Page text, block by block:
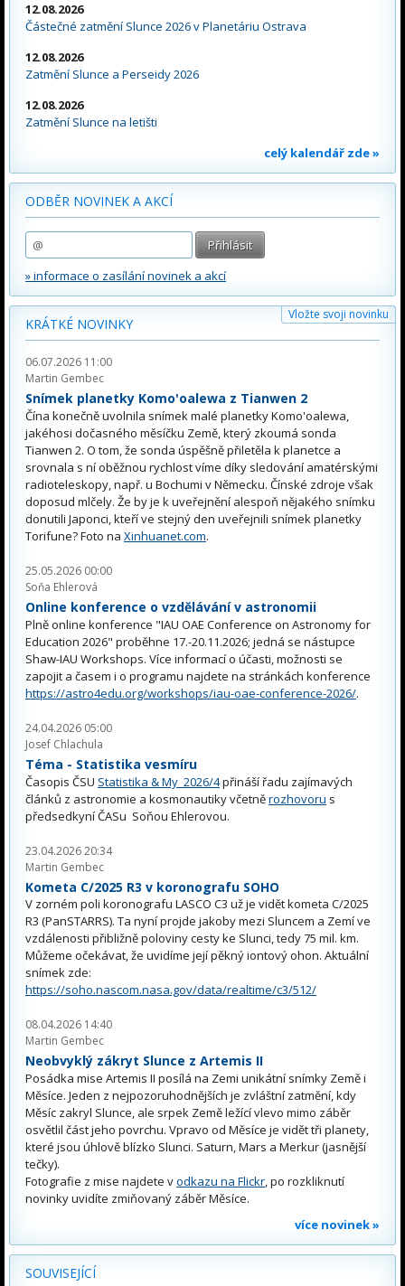
12.08.2026
Částečné zatmění Slunce 2026 v Planetáriu Ostrava
12.08.2026
Zatmění Slunce a Perseidy 2026
12.08.2026
Zatmění Slunce na letišti
celý kalendář zde »
ODBĚR NOVINEK A AKCÍ
» informace o zasílání novinek a akcí
Vložte svoji novinku
KRÁTKÉ NOVINKY
06.07.2026 11:00
Martin Gembec
Snímek planetky Komo'oalewa z Tianwen 2
Čína konečně uvolnila snímek malé planetky Komo'oalewa,
jakéhosi dočasného měsíčku Země, který zkoumá sonda
Tianwen 2. O tom, že sonda úspěšně přiletěla k planetce a
srovnala s ní oběžnou rychlost víme díky sledování amatérskými
radioteleskopy, např. u Bochumi v Německu. Čínské zdroje však
doposud mlčely. Že by je k uveřejnění alespoň nějakého snímku
donutili Japonci, kteří ve stejný den uveřejnili snímek planetky
Torifune? Foto na Xinhuanet.com.
25.05.2026 00:00
Soňa Ehlerová
Online konference o vzdělávání v astronomii
Plně online konference "IAU OAE Conference on Astronomy for
Education 2026" proběhne 17.-20.11.2026; jedná se nástupce
Shaw-IAU Workshops. Více informací o účasti, možnosti se
zapojit a časem i o programu najdete na stránkách konference
https://astro4edu.org/workshops/iau-oae-conference-2026/.
24.04.2026 05:00
Josef Chlachula
Téma - Statistika vesmíru
Časopis ČSU Statistika & My 2026/4přináší řadu zajímavých
článků z astronomie a kosmonautiky včetněrozhovoru s
předsedkyní ČASu Soňou Ehlerovou.
23.04.2026 20:34
Martin Gembec
Kometa C/2025 R3 v koronografu SOHO
V zorném poli koronografu LASCO C3 už je vidět kometa C/2025
R3 (PanSTARRS). Ta nyní projde jakoby mezi Sluncem a Zemí ve
vzdálenosti přibližně poloviny cesty ke Slunci, tedy 75 mil. km.
Můžeme očekávat, že uvidíme její pěkný iontový ohon. Aktuální
snímek zde:
https://soho.nascom.nasa.gov/data/realtime/c3/512/
08.04.2026 14:40
Martin Gembec
Neobvyklý zákryt Slunce z Artemis II
Posádka mise Artemis II posílá na Zemi unikátní snímky Země i
Měsíce. Jeden z nejpozoruhodnějších je zvláštní zatmění, kdy
Měsíc zakryl Slunce, ale srpek Země ležící vlevo mimo záběr
osvětlil část jeho povrchu. Vpravo od Měsíce je vidět tři planety,
které jsou úhlově blízko Slunci. Saturn, Mars a Merkur (jasnější
tečky).
Fotografie z mise najdete vodkazu na Flickr, po rozkliknutí
novinky uvidíte zmiňovaný záběr Měsíce.
více novinek »
SOUVISEJÍCÍ